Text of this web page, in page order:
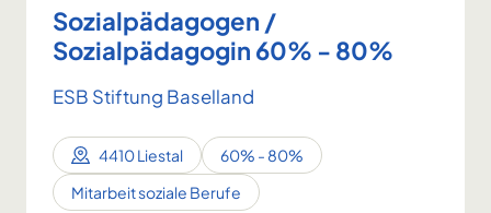
Sozialpädagogen /
Sozialpädagogin 60% - 80%
ESB Stiftung Baselland
4410 Liestal
60% - 80%
Mitarbeit soziale Berufe